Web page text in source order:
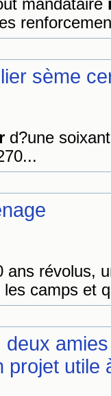
mandataire
sème
d?une
ans révolus,
camps et
projet utile